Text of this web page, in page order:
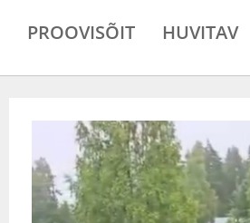
PROOVISÕIT HUVITAV